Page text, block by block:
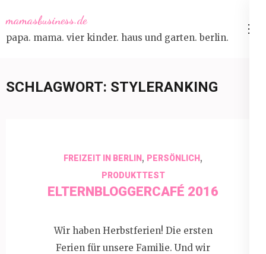
to
content
mamasbusiness.de
papa. mama. vier kinder. haus und garten. berlin.
SCHLAGWORT: STYLERANKING
FREIZEIT IN BERLIN , PERSÖNLICH ,
PRODUKTTEST
ELTERNBLOGGERCAFÉ 2016
Wir haben Herbstferien! Die ersten
Ferien für unsere Familie. Und wir